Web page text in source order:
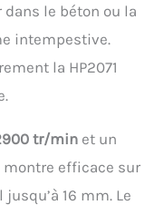
le béton ou la
intempestive.
la HP2071
tr/min et un
montre efficace sur
16 mm. Le